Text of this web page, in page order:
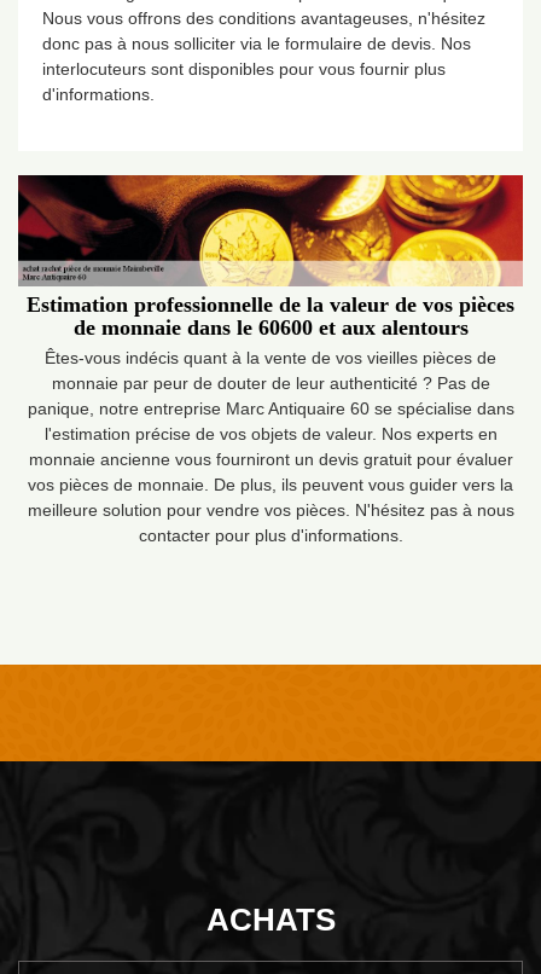
Nous vous offrons des conditions avantageuses, n'hésitez
donc pas à nous solliciter via le formulaire de devis. Nos
interlocuteurs sont disponibles pour vous fournir plus
d'informations.
Estimation professionnelle de la valeur de vos pièces
de monnaie dans le 60600 et aux alentours
Êtes-vous indécis quant à la vente de vos vieilles pièces de
monnaie par peur de douter de leur authenticité ? Pas de
panique, notre entreprise Marc Antiquaire 60 se spécialise dans
l'estimation précise de vos objets de valeur. Nos experts en
monnaie ancienne vous fourniront un devis gratuit pour évaluer
vos pièces de monnaie. De plus, ils peuvent vous guider vers la
meilleure solution pour vendre vos pièces. N'hésitez pas à nous
contacter pour plus d'informations.
ACHATS